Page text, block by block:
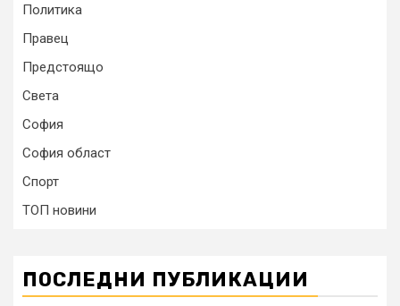
Политика
Правец
Предстоящо
Света
София
София област
Спорт
ТОП новини
ПОСЛЕДНИ ПУБЛИКАЦИИ